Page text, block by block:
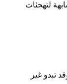
لتهجئات
تبدو غير